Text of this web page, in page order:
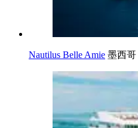
Nautilus Belle Amie 墨西哥